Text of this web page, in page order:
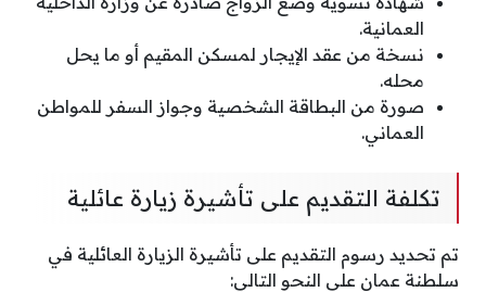
العمانية.
نسخة من عقد الإيجار لمسكن المقيم أو ما يحل
محله.
صورة من البطاقة الشخصية وجواز السفر للمواطن
العماني.
تكلفة التقديم على تأشيرة زيارة عائلية
تم تحديد رسوم التقديم على تأشيرة الزيارة العائلية في
سلطنة عمان على النحو التالي: